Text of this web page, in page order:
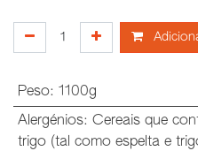
Peso: 1100g
Alergénios: Cereais que
trigo (tal como espelta e